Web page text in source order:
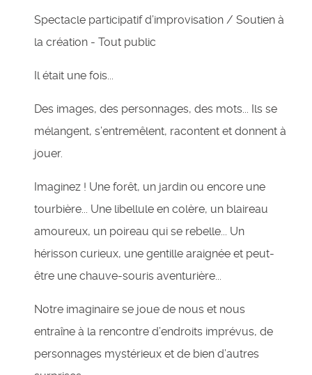
Spectacle participatif d’improvisation / Soutien à
la création - Tout public
Il était une fois...
Des images, des personnages, des mots... Ils se
mélangent, s’entremêlent, racontent et donnent à
jouer.
Imaginez ! Une forêt, un jardin ou encore une
tourbière... Une libellule en colère, un blaireau
amoureux, un poireau qui se rebelle... Un
hérisson curieux, une gentille araignée et peut-
être une chauve-souris aventurière...
Notre imaginaire se joue de nous et nous
entraîne à la rencontre d’endroits imprévus, de
personnages mystérieux et de bien d’autres